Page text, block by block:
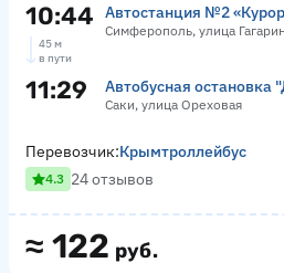
10:44 Автостанция №2
Симферополь, улица
45 м
в пути
11:29 Автобусная остановка
Саки, улица Ореховая
≈ 122 руб.
Перевозчик:Крымтроллейбус
4.3 24 отзывов